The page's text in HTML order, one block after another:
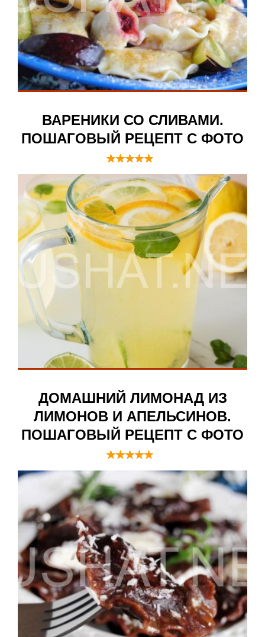
ВАРЕНИКИ СО СЛИВАМИ.
ПОШАГОВЫЙ РЕЦЕПТ С ФОТО
ДОМАШНИЙ ЛИМОНАД ИЗ
ЛИМОНОВ И АПЕЛЬСИНОВ.
ПОШАГОВЫЙ РЕЦЕПТ С ФОТО